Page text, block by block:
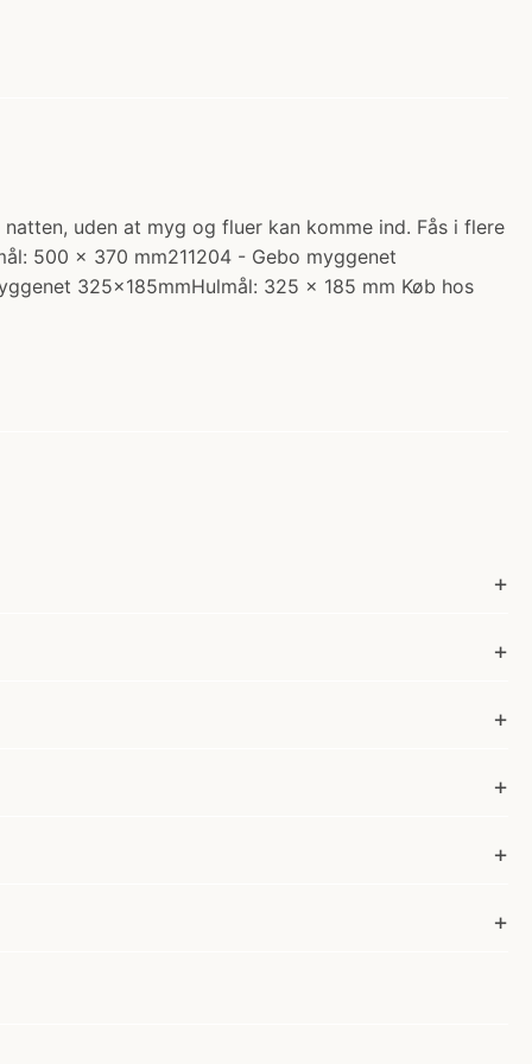
uden at myg og fluer kan komme ind. Fås i flere
500 x 370 mm211204 - Gebo myggenet
325x185mmHulmål: 325 x 185 mm Køb hos